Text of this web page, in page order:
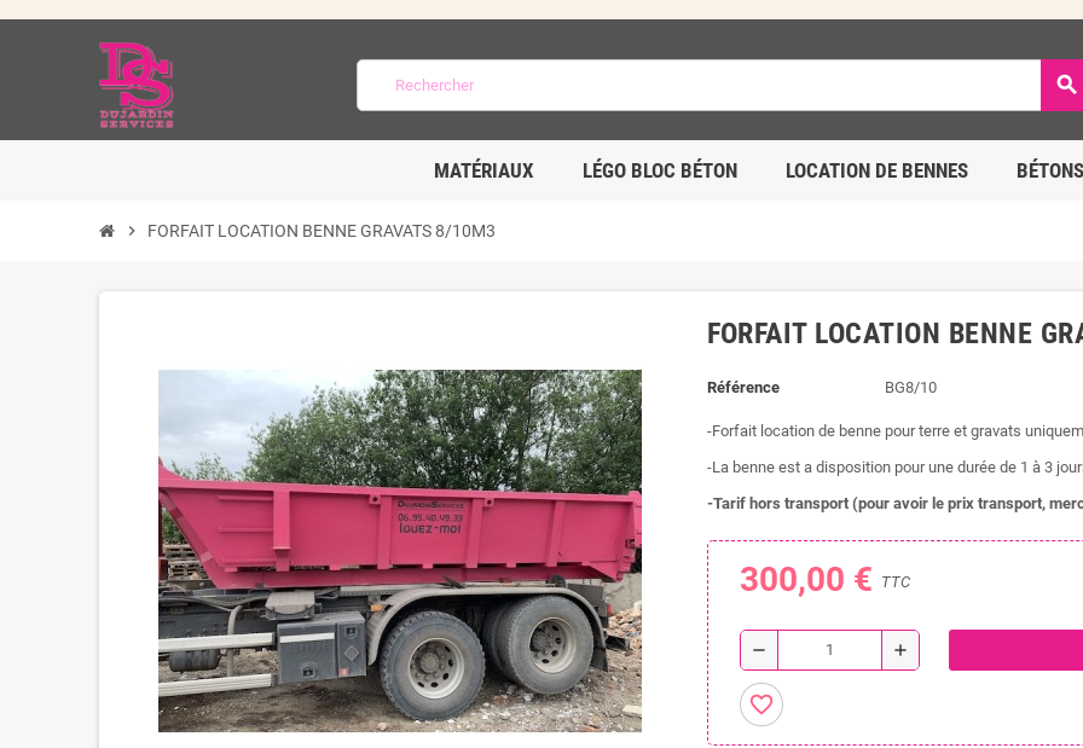
search
MATÉRIAUX LÉGO BLOC BÉTON LOCATION DE BENNES
chevron_right FORFAIT LOCATION BENNE GRAVATS 8/10M3
FORFAIT LOCATION BENNE
Référence BG8/10
-Forfait location de benne pour terre et gravats
-La benne est a disposition pour une durée de 1 à 3
-Tarif hors transport (pour avoir le prix transport,
300,00 € TTC
remove add
favorite_border